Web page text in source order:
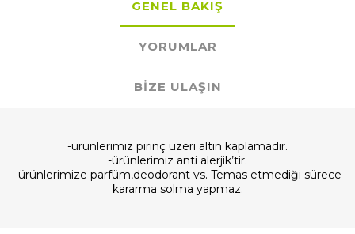
GENEL BAKIŞ
YORUMLAR
BIZE ULAŞIN
-ürünlerimiz pirinç üzeri altın kaplamadır.
-ürünlerimiz anti alerjik’tir.
-ürünlerimize parfüm,deodorant vs. Temas etmediği sürece
kararma solma yapmaz.